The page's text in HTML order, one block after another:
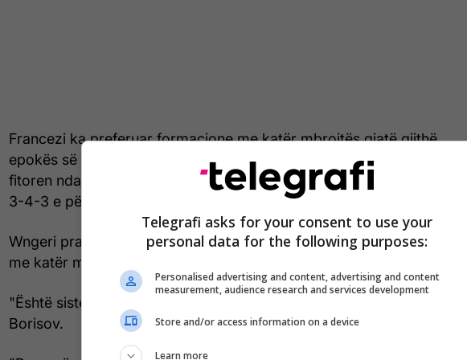
Francezi ka preferuar formacione me katër mbrojtës gjatë gjithë
epokës së tij në Londër, por u kthye në sistem me tri mbrojtës në
fitoren ndaj Crystal Palace në prill. Arsenali me këtë formacion
3-4-3 e përfundoi sezonin si fitues i FA Cup.
Wngeri pranoi muajin e fundit se preferenca e tij është që të luaj
me katër mbrojtës.
"Është sistemi im i preferuar", tha ai pas fitores ndaj BATE
Borisov.
Telegrafi asks for your consent to use your
personal data for the following purposes:
Personalised advertising and content, advertising and content
measurement, audience research and services development
Store and/or access information on a device
Learn more